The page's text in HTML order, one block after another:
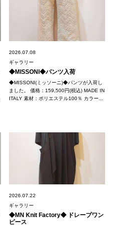
2026.07.08
ギャラリー
◆MISSONI◆パンツ入荷
◆MISSONI(ミッソーニ)◆パンツが入荷し
ました。 価格：159,500円(税込) MADE IN
ITALY 素材：ポリエステル100％ カラー...
2026.07.22
ギャラリー
◆MN Knit Factory◆ ドレープワン
ピース